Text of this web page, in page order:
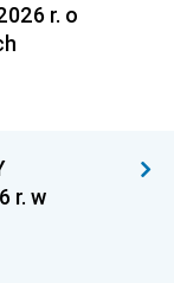
r. o
r. w